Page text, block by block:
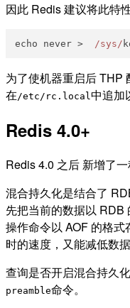
因此 Redis 建议将此特
echo never > /sys/
为了使机器重启后 THP
在/etc/rc.local中追加
Redis 4.0+
Redis 4.0 之后 新增了
混合持久化是结合了
先把当前的数据以 RDB
操作命令以 AOF 的格
时的速度，又能减低数
查询是否开启混合持久
preamble命令。